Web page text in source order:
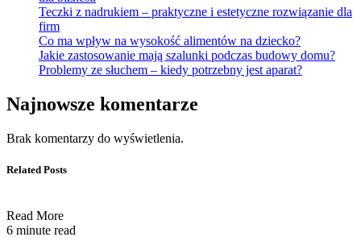
Teczki z nadrukiem – praktyczne i estetyczne rozwiązanie dla
firm
Co ma wpływ na wysokość alimentów na dziecko?
Jakie zastosowanie mają szalunki podczas budowy domu?
Problemy ze słuchem – kiedy potrzebny jest aparat?
Najnowsze komentarze
Brak komentarzy do wyświetlenia.
Related Posts
Read More
6 minute read